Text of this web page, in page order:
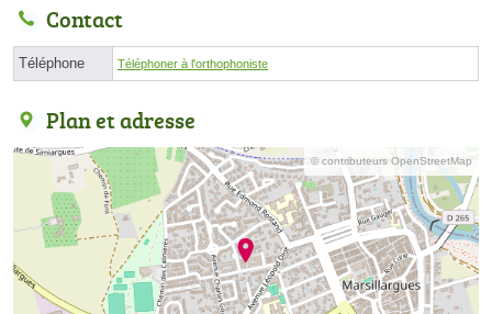
Contact
Téléphone Téléphoner à l'orthophoniste
Plan et adresse
© contributeurs OpenStreetMap